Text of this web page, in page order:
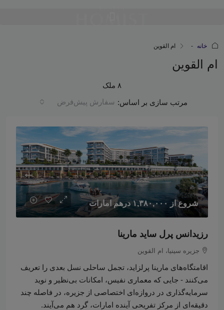
خانه ام القوین
ام القوین
۸ ملک
مرتب سازی بر اساس: سفارش پیش‌فرض
شروع از ۱,۳۸۰,۰۰۰ درهم امارات
رزیدانس پرل ساید مارینا
جزیره سینیا، ام القوین
اقامتگاه‌های مارینا پرلزاید، تجمل ساحلی نسل بعدی را تعریف
می‌کنند - جایی که معماری نفیس، امکانات بی‌نظیر و نوید
سرمایه‌گذاری در دروازه‌ای اختصاصی از جزیره، در فاصله چند
دقیقه‌ای از مرکز تفریحی آینده امارات، گرد هم می‌آیند.